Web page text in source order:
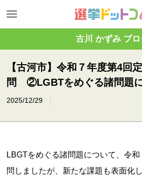
古川 かずみ ブ
【古河市】令和７年度第4
問 ②LGBTをめぐる諸問題
2025/12/29
LBGTをめぐる諸問題について、令
問しましたが、新たな課題も表面化